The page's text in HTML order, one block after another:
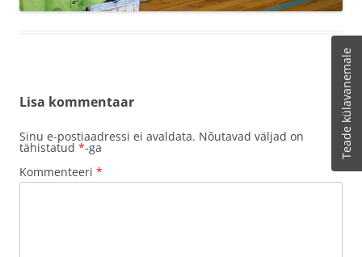
Lisa kommentaar
Sinu e-postiaadressi ei avaldata. Nõutavad väljad on
tähistatud *-ga
Kommenteeri *
Teade külavanemale